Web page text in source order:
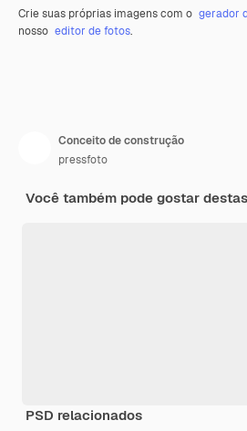
Crie suas próprias imagens com o gerador
nosso editor de fotos.
Conceito de construção
pressfoto
Você também pode gostar
PSD relacionados